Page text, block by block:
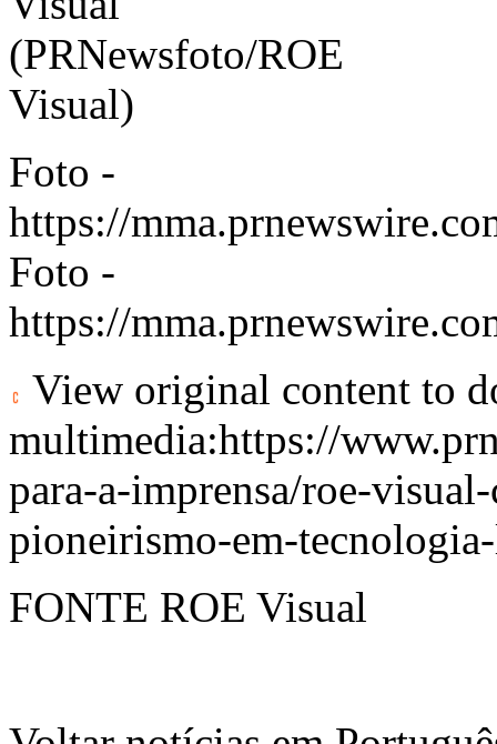
Foto -
https://
Foto -
https://
View original content to
multimedia:https://
para-a-imprensa/roe-
pioneirismo-em-
FONTE ROE Visual